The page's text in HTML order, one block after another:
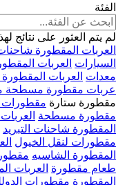
الفئة
لم يتم العثور على نتائج
العربات المقطورة
السيارات العربات
معدات العربات
عربات مقطورة مسطحة
مقطورة ستارة مقطورات
مقطورة مسطحة
المقطورة شاحنات التبريد
مقطورات لنقل الخيول
المقطورة الشاسيه
طعام مقطورة العربات
المقطورة مقطورات